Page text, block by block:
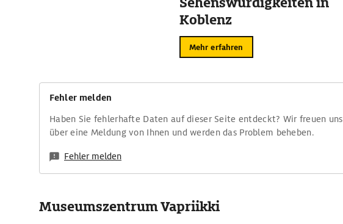
Koblenz
Mehr erfahren
Fehler melden
Haben Sie fehlerhafte Daten auf dieser Seite entdeckt? Wir freuen uns
über eine Meldung von Ihnen und werden das Problem beheben.
Fehler melden
Museumszentrum Vapriikki